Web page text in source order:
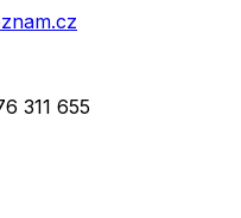
311 655